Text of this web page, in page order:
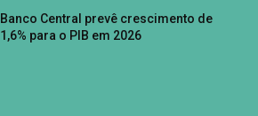
Banco Central prevê crescimento de
1,6% para o PIB em 2026